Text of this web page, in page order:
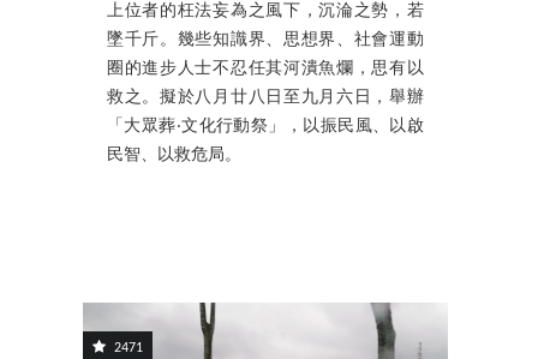
上位者的枉法妄為之風下，沉淪之勢，若
墜千斤。幾些知識界、思想界、社會運動
圈的進步人士不忍任其河潰魚爛，思有以
救之。擬於八月廿八日至九月六日，舉辦
「大眾葬‧文化行動祭」，以振民風、以啟
民智、以救危局。
2471